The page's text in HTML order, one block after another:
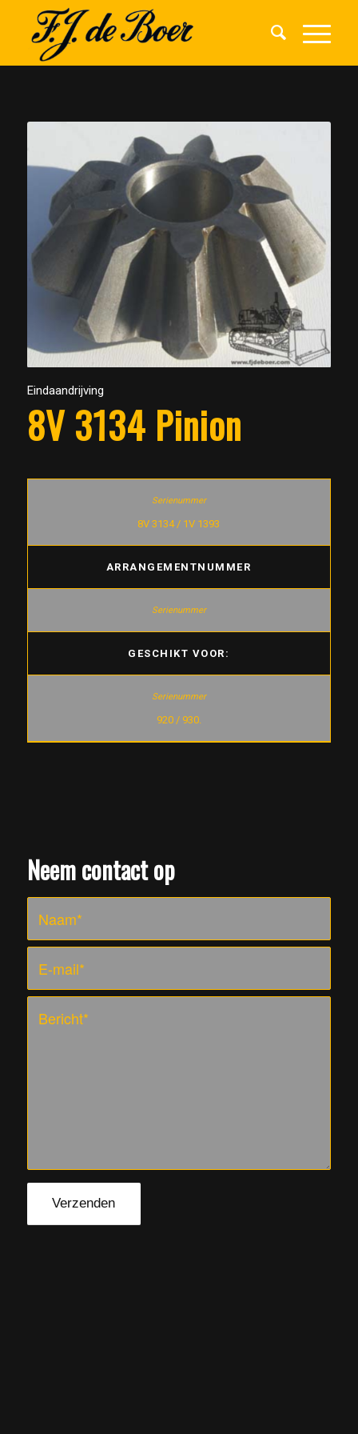
Eindaandrijving
8V 3134 Pinion
8V 3134 / 1V 1393
ARRANGEMENTNUMMER
GESCHIKT VOOR:
920 / 930.
Neem contact op